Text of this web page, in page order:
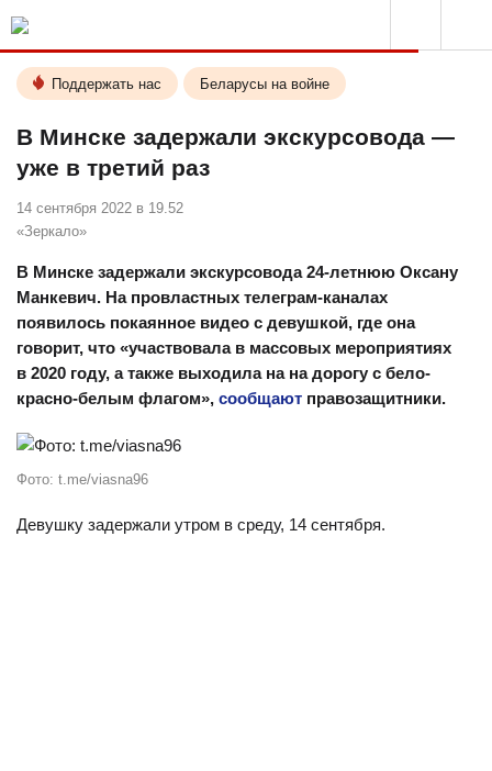
Поддержать нас Беларусы на войне
В Минске задержали экскурсовода —
уже в третий раз
14 сентября 2022 в 19.52
«Зеркало»
В Минске задержали экскурсовода 24-летнюю Оксану
Манкевич. На провластных телеграм-каналах
появилось покаянное видео с девушкой, где она
говорит, что «участвовала в массовых мероприятиях
в 2020 году, а также выходила на на дорогу с бело-
красно-белым флагом», сообщают правозащитники.
Фото: t.me/viasna96
Девушку задержали утром в среду, 14 сентября.